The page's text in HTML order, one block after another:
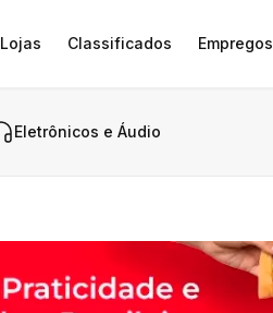
Lojas Classificados Empregos
Eletrônicos e Áudio